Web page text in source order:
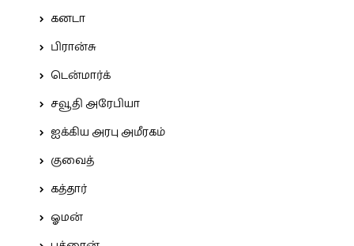
கனடா
பிரான்சு
டென்மார்க்
சவூதி அரேபியா
ஐக்கிய அரபு அமீரகம்
குவைத்
கத்தார்
ஓமன்